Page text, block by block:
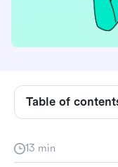
13 min
Table of
¿Qué es
Compare las
diferentes